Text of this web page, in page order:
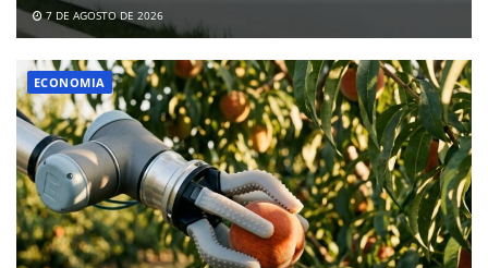
7 DE AGOSTO DE 2026
ECONOMIA